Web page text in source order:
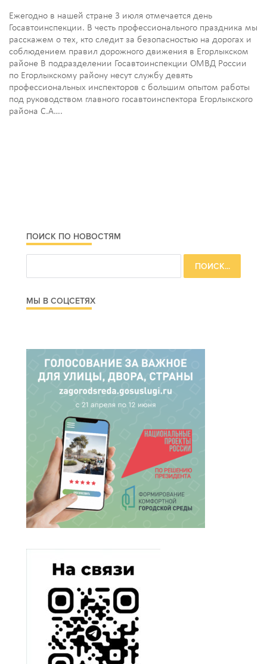
Ежегодно в нашей стране 3 июля отмечается день
Госавтоинспекции. В честь профессионального праздника мы
расскажем о тех, кто следит за безопасностью на дорогах и
соблюдением правил дорожного движения в Егорлыкском
районе В подразделении Госавтоинспекции ОМВД России
по Егорлыкскому району несут службу девять
профессиональных инспекторов с большим опытом работы
под руководством главного госавтоинспектора Егорлыкского
района С.А….
ПОИСК ПО НОВОСТЯМ
МЫ В СОЦСЕТЯХ